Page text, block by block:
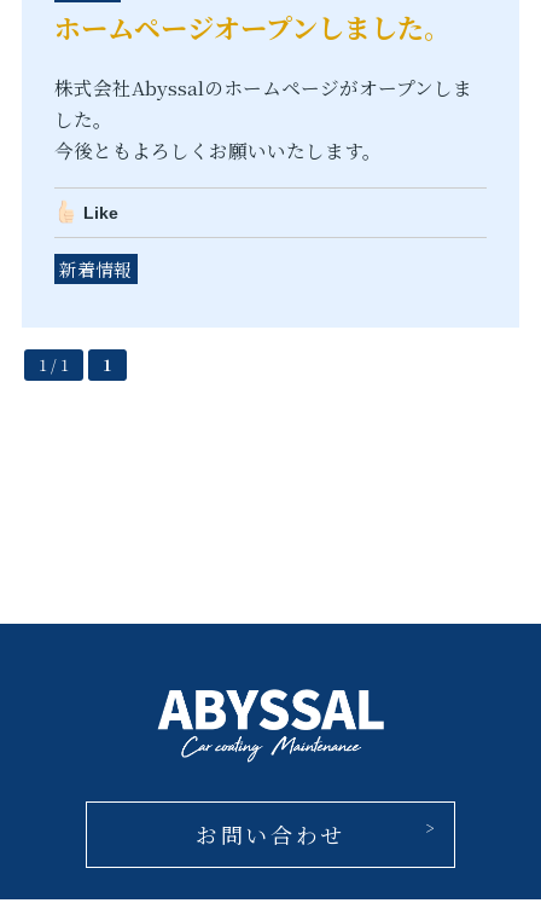
ホームページオープンしました。
株式会社Abyssalのホームページがオープンしま
した。
今後ともよろしくお願いいたします。
Like
新着情報
1 / 1 1
お問い合わせ